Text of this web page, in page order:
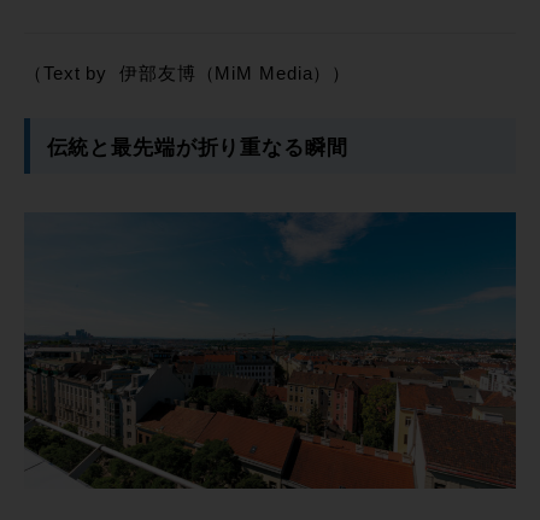
（Text by 伊部友博（MiM Media））
伝統と最先端が折り重なる瞬間